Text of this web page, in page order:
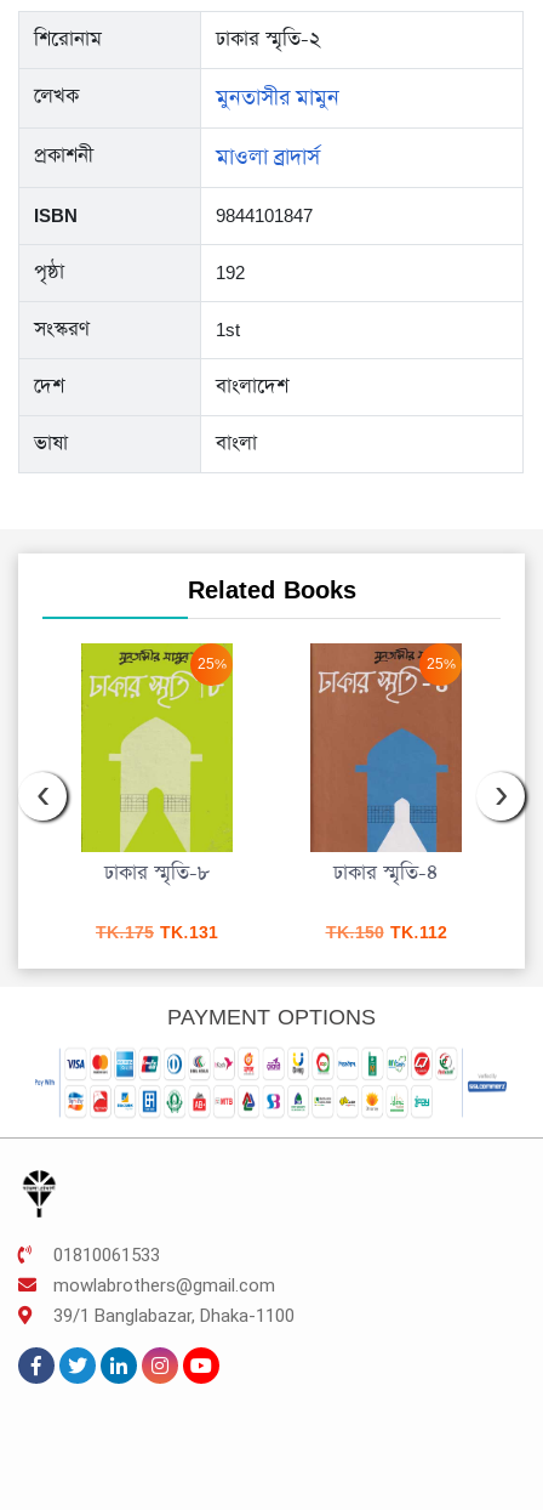
শিরোনাম ঢাকার স্মৃতি-২
লেখক মুনতাসীর মামুন
প্রকাশনী মাওলা ব্রাদার্স
ISBN 9844101847
পৃষ্ঠা 192
সংস্করণ 1st
দেশ বাংলাদেশ
ভাষা বাংলা
Related Books
25%
ঢাকার স্মৃতি-৮
TK.175 Original
was:
TK.175.
TK.131Current
is:
TK.131.
25%
ঢাকার স্মৃতি-৪
TK.150 Original
was:
TK.112Current
is:
‹ ›
PAYMENT OPTIONS
01810061533
mowlabrothers@gmail.com
39/1 Banglabazar, Dhaka-1100